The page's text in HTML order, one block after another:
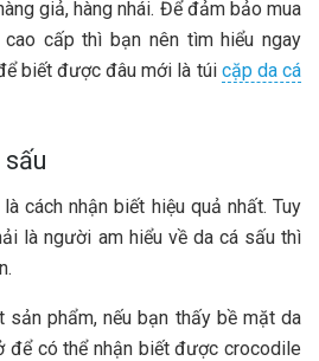
giả, hàng nhái. Để đảm bảo mua
cao cấp thì bạn nên tìm hiểu ngay
biết được đâu mới là túi cặp da cá
cách nhận biết hiệu quả nhất. Tuy
là người am hiểu về da cá sấu thì
sản phẩm, nếu bạn thấy bề mặt da
để có thể nhận biết được crocodile